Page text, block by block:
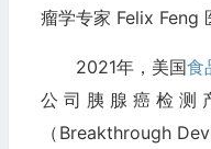
瘤学专家 Felix Feng
2021年，美国食
公司胰腺癌检测
（Breakthrough